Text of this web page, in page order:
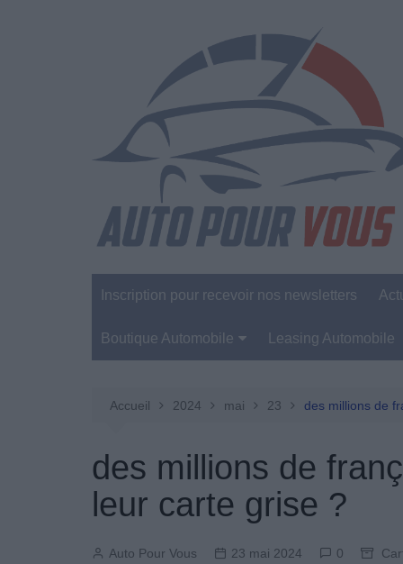
Inscription pour recevoir nos newsletters
Boutique Automobile
Entretien Automobile
Produits Boutique
Leasing Automobile
Accueil 2024 mai 23 des millions de
des millions de
leur carte grise ?
Auto Pour Vous 23 mai 2024 0